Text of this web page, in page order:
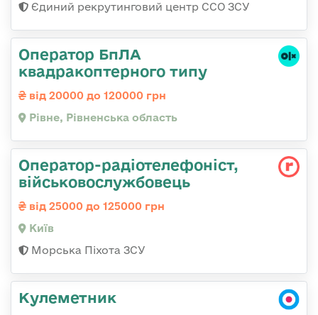
Єдиний рекрутинговий центр ССО ЗСУ
Оператор БпЛА
квадракоптерного типу
від 20000 до 120000 грн
Рівне, Рівненська область
Оператор-радіотелефоніст,
військовослужбовець
від 25000 до 125000 грн
Київ
Морська Піхота ЗСУ
Кулеметник